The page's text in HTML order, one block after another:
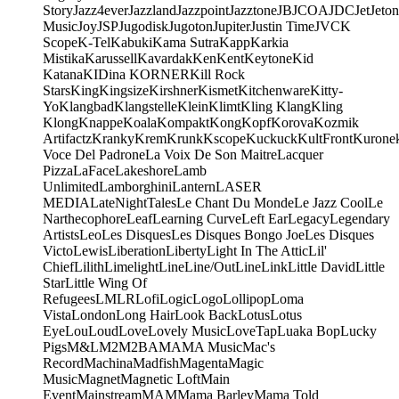
StoryJazz4everJazzlandJazzpointJazztoneJBJCOAJDCJetJeton
MusicJoyJSPJugodiskJugotonJupiterJustin TimeJVCK
ScopeK-TelKabukiKama SutraKappKarkia
MistikaKarussellKavardakKenKentKeytoneKid
KatanaKIDina KORNERKill Rock
StarsKingKingsizeKirshnerKismetKitchenwareKitty-
YoKlangbadKlangstelleKleinKlimtKling KlangKling
KlongKnappeKoalaKompaktKongKopfKorovaKozmik
ArtifactzKrankyKremKrunkKscopeKuckuckKultFront
Voce Del PadroneLa Voix De Son MaitreLacquer
PizzaLaFaceLakeshoreLamb
UnlimitedLamborghiniLanternLASER
MEDIALateNightTalesLe Chant Du MondeLe Jazz CoolLe
NarthecophoreLeafLearning CurveLeft EarLegacyLegendary
ArtistsLeoLes DisquesLes Disques Bongo JoeLes Disques
VictoLewisLiberationLibertyLight In The AtticLil'
ChiefLilithLimelightLineLine/OutLineLinkLittle DavidLittle
StarLittle Wing Of
RefugeesLMLRLofiLogicLogoLollipopLoma
VistaLondonLong HairLook BackLotusLotus
EyeLouLoudLoveLovely MusicLoveTapLuaka BopLucky
PigsM&LM2M2BAMAMA MusicMac's
RecordMachinaMadfishMagentaMagic
MusicMagnetMagnetic LoftMain
EventMainstreamMAMMama BarleyMama Told